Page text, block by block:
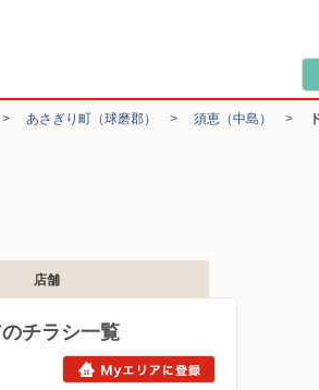
あさぎり町（球磨郡） > 須恵（中島） >
店舗
チラシ一覧